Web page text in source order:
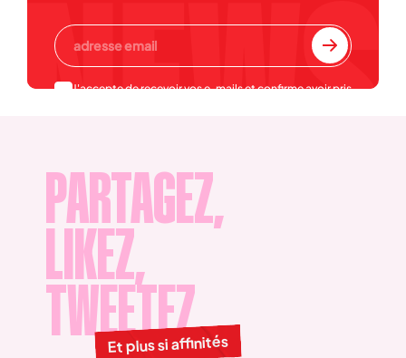
J'accepte de recevoir vos e-mails et confirme avoir pris
PARTAGEZ,
LIKEZ,
TWEETEZ
Et plus si affinités